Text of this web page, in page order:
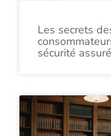
Les secrets
sécurité